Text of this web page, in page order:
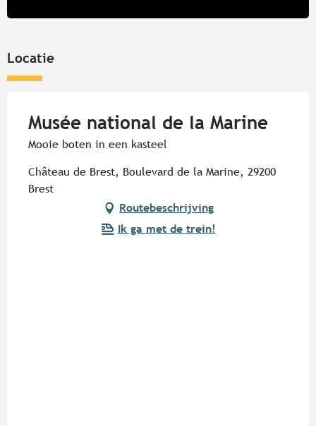
Locatie
Musée national de la Marine
Mooie boten in een kasteel
Château de Brest, Boulevard de la Marine, 29200
Brest
Routebeschrijving
Ik ga met de trein!